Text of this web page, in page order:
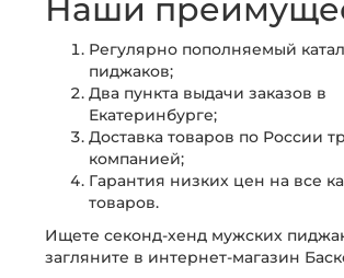
Наши
Регулярно пополняемый
пиджаков;
Два пункта выдачи заказов в
Екатеринбурге;
Доставка товаров по России
компанией;
Гарантия низких цен на все
товаров.
Ищете секонд-хенд мужских
загляните в интернет-магазин